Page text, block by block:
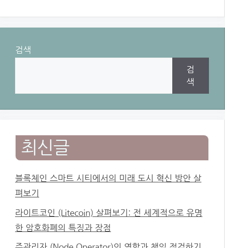
검색
검
색
최신글
블록체인 스마트 시티에서의 미래 도시 혁신 방안 살
펴보기
라이트코인 (Litecoin) 살펴보기: 전 세계적으로 유명
한 암호화폐의 특징과 장점